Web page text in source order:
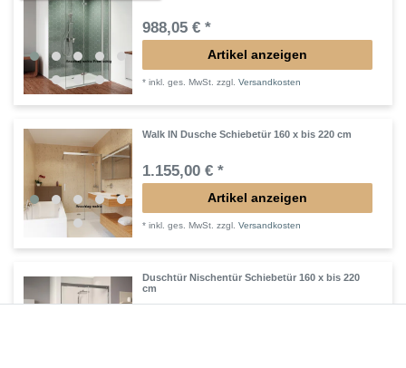
988,05 € *
Artikel anzeigen
*inkl. ges. MwSt. zzgl.Versandkosten
Walk IN Dusche Schiebetür 160 x bis 220 cm
1.155,00 € *
Artikel anzeigen
*inkl. ges. MwSt. zzgl.Versandkosten
Duschtür Nischentür Schiebetür 160 x bis 220
cm